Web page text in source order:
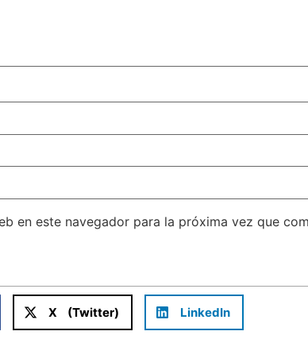
en este navegador para la próxima vez que
X (Twitter) LinkedIn